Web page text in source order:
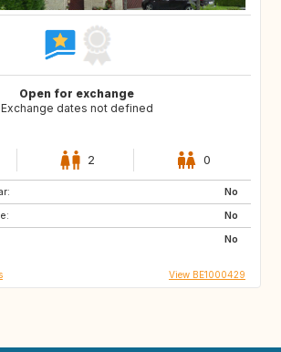
Open for exchange
Exchange dates not defined
2 0
No
No
No
View BE1000429